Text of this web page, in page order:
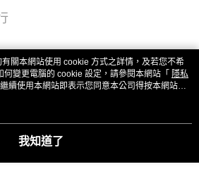
關本網站使用 cookie 方式之詳情，及若您不希
變更電腦的 cookie 設定，請參閱本網站「 隱私
續使用本網站即表示您同意本公司得按本網站使
。
我知道了